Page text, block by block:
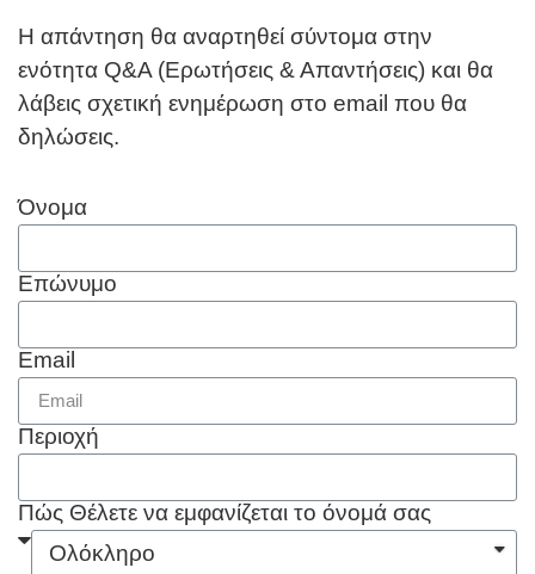
Η απάντηση θα αναρτηθεί σύντομα στην
ενότητα Q&A (Ερωτήσεις & Απαντήσεις) και θα
λάβεις σχετική ενημέρωση στο email που θα
δηλώσεις.
Όνομα
Επώνυμο
Email
Περιοχή
Πώς Θέλετε να εμφανίζεται το όνομά σας